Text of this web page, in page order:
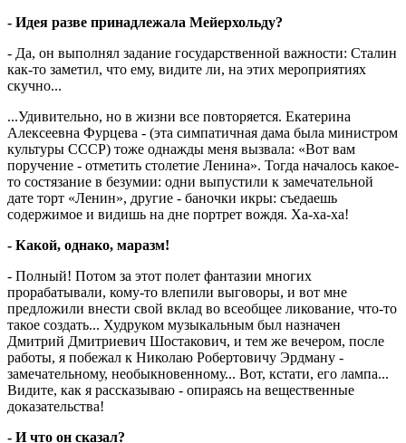
- Идея разве принадлежала Мейерхольду?
- Да, он выполнял задание государственной важности: Сталин
как-то заметил, что ему, видите ли, на этих мероприятиях
скучно...
...Удивительно, но в жизни все повторяется. Екатерина
Алексеевна Фурцева - (эта симпатичная дама была министром
культуры СССР) тоже однажды меня вызвала: «Вот вам
поручение - отметить столетие Ленина». Тогда началось какое-
то состязание в безумии: одни выпустили к замечательной
дате торт «Ленин», другие - баночки икры: съедаешь
содержимое и видишь на дне портрет вождя. Ха-ха-ха!
- Какой, однако, маразм!
- Полный! Потом за этот полет фантазии многих
прорабатывали, кому-то влепили выговоры, и вот мне
предложили внести свой вклад во всеобщее ликование, что-то
такое создать... Худруком музыкальным был назначен
Дмитрий Дмитриевич Шостакович, и тем же вечером, после
работы, я побежал к Николаю Робертовичу Эрдману -
замечательному, необыкновенному... Вот, кстати, его лампа...
Видите, как я рассказываю - опираясь на вещественные
доказательства!
- И что он сказал?